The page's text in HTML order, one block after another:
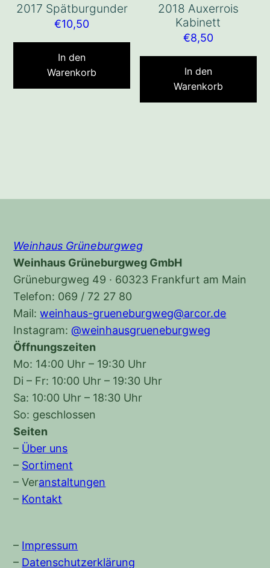
2017 Spätburgunder
€10,50
In den
Warenkorb
2018 Auxerrois
Kabinett
€8,50
In den
Warenkorb
Weinhaus Grüneburgweg
Weinhaus Grüneburgweg GmbH
Grüneburgweg 49 · 60323 Frankfurt am Main
Telefon: 069 / 72 27 80
Mail:weinhaus-grueneburgweg@arcor.de
Instagram:@weinhausgrueneburgweg
Öffnungszeiten
Mo: 14:00 Uhr – 19:30 Uhr
Di – Fr: 10:00 Uhr – 19:30 Uhr
Sa: 10:00 Uhr – 18:30 Uhr
So: geschlossen
Seiten
– Über uns
– Sortiment
–Veranstaltungen
– Kontakt
– Impressum
– Datenschutzerklärung